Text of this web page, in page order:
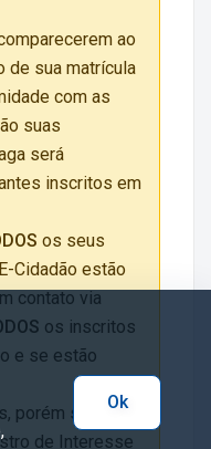
ao
de sua matrícula
com as
suas
será
inscritos em
os seus
Cidadão estão
contato via
os inscritos
e se estão
porém serão
de Interesse
Ok